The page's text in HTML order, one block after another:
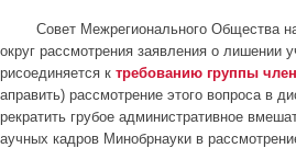
Совет Межрегионального Общества
рассмотрения заявления о лишении
к требованию группы
рассмотрение этого вопроса в
грубое административное
кадров Минобрнауки в